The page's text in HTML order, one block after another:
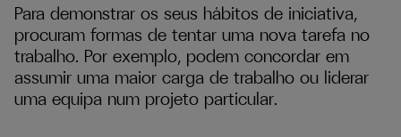
Para demonstrar os seus hábitos de iniciativa,
procuram formas de tentar uma nova tarefa no
trabalho. Por exemplo, podem concordar em
assumir uma maior carga de trabalho ou liderar
uma equipa num projeto particular.